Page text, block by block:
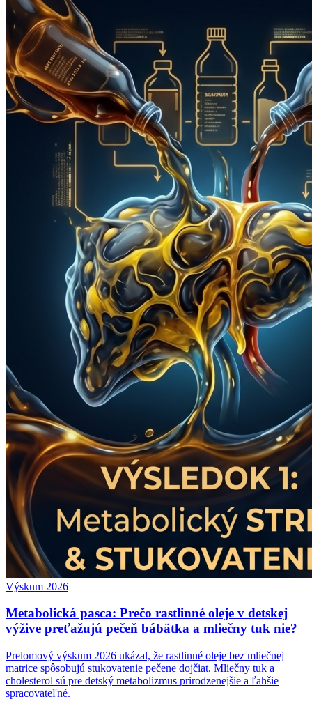
Výskum 2026
Metabolická pasca: Prečo rastlinné oleje v detskej
výžive preťažujú pečeň bábätka a mliečny tuk nie?
Prelomový výskum 2026 ukázal, že rastlinné oleje bez mliečnej
matrice spôsobujú stukovatenie pečene dojčiat. Mliečny tuk a
cholesterol sú pre detský metabolizmus prirodzenejšie a ľahšie
spracovateľné.